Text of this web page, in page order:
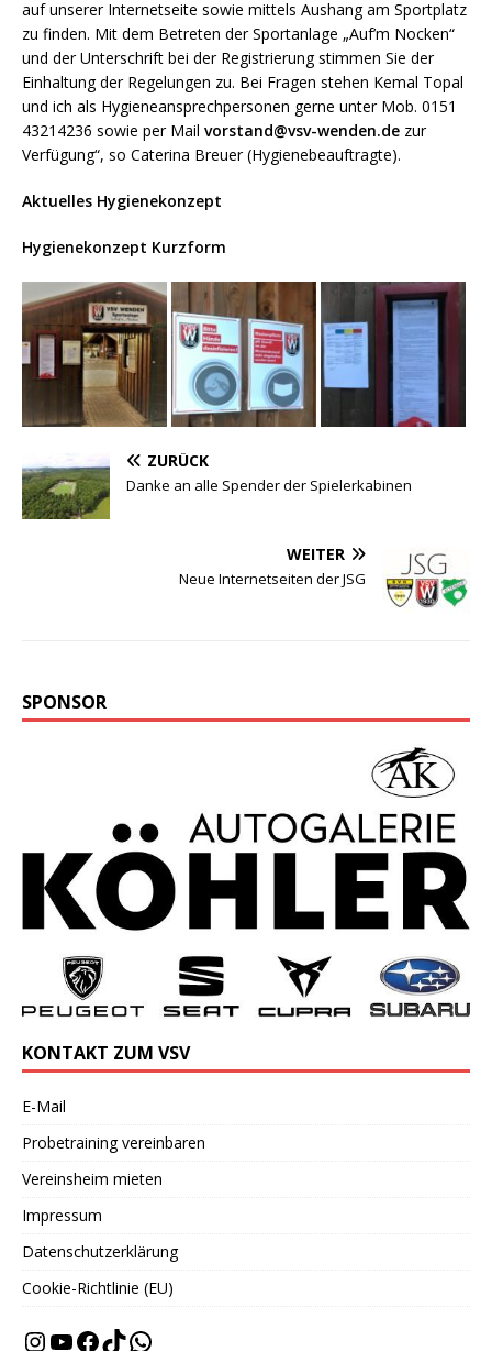
auf unserer Internetseite sowie mittels Aushang am Sportplatz
zu finden. Mit dem Betreten der Sportanlage „Auf’m Nocken“
und der Unterschrift bei der Registrierung stimmen Sie der
Einhaltung der Regelungen zu. Bei Fragen stehen Kemal Topal
und ich als Hygieneansprechpersonen gerne unter Mob. 0151
43214236 sowie per Mail vorstand@vsv-wenden.de zur
Verfügung“, so Caterina Breuer (Hygienebeauftragte).
Aktuelles Hygienekonzept
Hygienekonzept Kurzform
ZURÜCK
Danke an alle Spender der Spielerkabinen
WEITER
Neue Internetseiten der JSG
SPONSOR
KONTAKT ZUM VSV
E-Mail
Probetraining vereinbaren
Vereinsheim mieten
Impressum
Datenschutzerklärung
Cookie-Richtlinie (EU)